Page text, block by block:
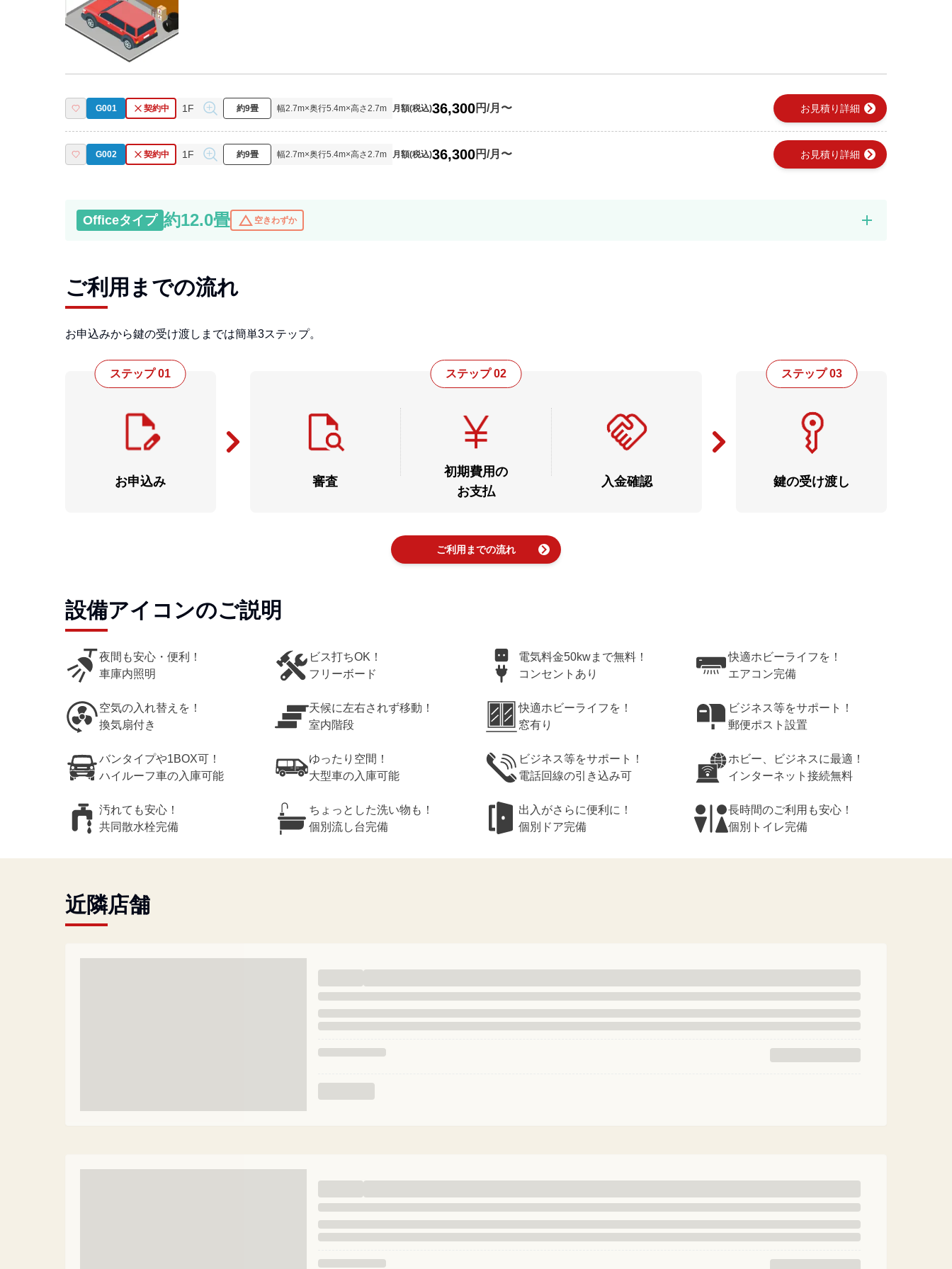
G001 契約中 1F 約9畳 幅2.7m×奥行5.4m×高さ2.7m 月額(税込)36,300円/月〜 お見積り詳細 chevron_right
G002 契約中 1F 約9畳 幅2.7m×奥行5.4m×高さ2.7m 月額(税込)36,300円/月〜 お見積り詳細 chevron_right
Officeタイプ 約12.0畳 change_history 空きわずか add
ご利用までの流れ
お申込みから鍵の受け渡しまでは簡単3ステップ。
ステップ 01
お申込み 審査
ステップ 02
初期費用の
お支払
入金確認
ステップ 03
鍵の受け渡し
ご利用までの流れ chevron_right
設備アイコンのご説明
夜間も安心・便利！
車庫内照明
ビス打ちOK！
フリーボード
電気料金50kwまで無料！
コンセントあり
快適ホビーライフを！
エアコン完備
空気の入れ替えを！
換気扇付き
天候に左右されず移動！
室内階段
快適ホビーライフを！
窓有り
ビジネス等をサポート！
郵便ポスト設置
バンタイプや1BOX可！
ハイルーフ車の入庫可能
ゆったり空間！
大型車の入庫可能
ビジネス等をサポート！
電話回線の引き込み可
ホビー、ビジネスに最適！
インターネット接続無料
汚れても安心！
共同散水栓完備
ちょっとした洗い物も！
個別流し台完備
出入がさらに便利に！
個別ドア完備
長時間のご利用も安心！
個別トイレ完備
近隣店舗